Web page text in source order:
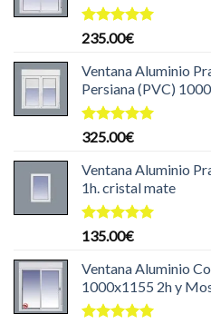
Valorado
de 5
235.00€
Ventana Aluminio
Persiana (PVC)
Valorado
de 5
325.00€
Ventana Aluminio
1h. cristal mate
Valorado
de 5
135.00€
Ventana Aluminio
1000x1155 2h y